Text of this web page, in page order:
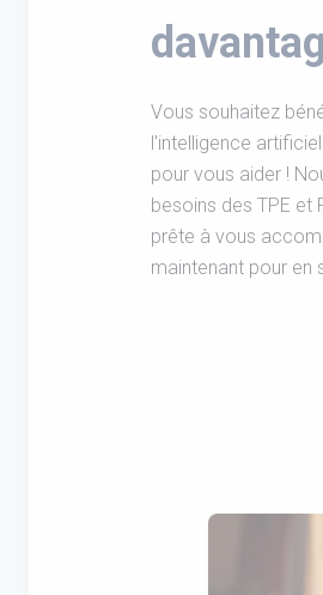
Vous souhaitez
l'intelligence
pour vous aider !
besoins des TPE et
prête à vous
maintenant pour en